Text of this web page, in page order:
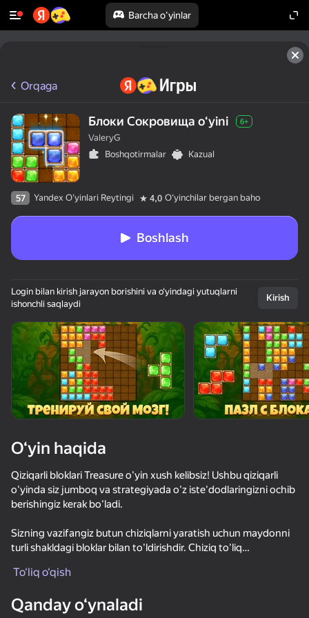
Barcha o'yinlar
Блок Мастер - Супер Пазл!
Блоки и точка
Orqaga
Блоки Сокровища oʻyini 6+
ValeryG
Boshqotirmalar
Kazual
57 Yandex O'yinlari Reytingi 4,0 Oʻyinchilar bergan baho
Boshlash
Login bilan kirish jarayon borishini va o‘yindagi yutuqlarni
ishonchli saqlaydi
Kirish
O‘yin haqida
Qiziqarli bloklari Treasure o'yin xush kelibsiz! Ushbu qiziqarli
o'yinda siz jumboq va strategiyada o'z iste'dodlaringizni ochib
berishingiz kerak bo'ladi.
Sizning vazifangiz butun chiziqlarni yaratish uchun maydonni
turli shakldagi bloklar bilan to'ldirishdir. Chiziq to'liq
bonuslarga ega bo'lasiz. Qaysi bloklardan foydalanish
olib tashlash strategiyangizni tuzing.
To‘liq o‘qish
Qanday o‘ynaladi